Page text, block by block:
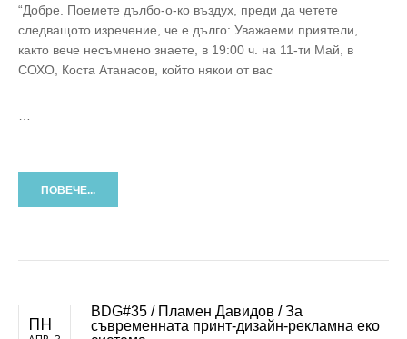
“Добре. Поемете дълбо-о-ко въздух, преди да четете
следващото изречение, че е дълго: Уважаеми приятели,
както вече несъмнено знаете, в 19:00 ч. на 11-ти Май, в
СОХО, Коста Атанасов, който някои от вас
ПОВЕЧЕ...
ПН
BDG#35 / Пламен Давидов / За
съвременната принт-дизайн-рекламна еко